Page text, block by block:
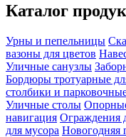
Каталог
Урны и пепельницы
вазоны для цветов
Уличные санузлы
Бордюры тротуарные
столбики и
Уличные столы
навигация Ограждения
для мусора Новогодняя